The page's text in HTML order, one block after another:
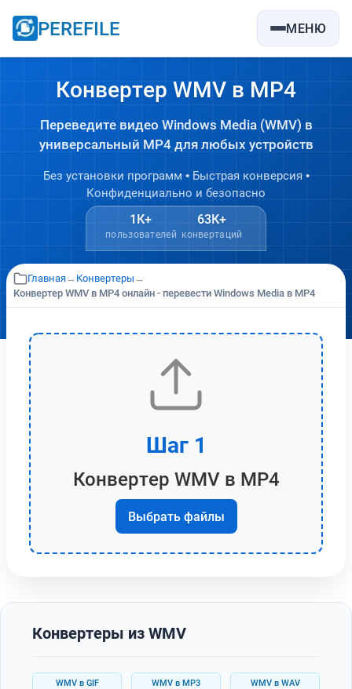
PEREFILE МЕНЮ
Конвертер WMV в MP4
Переведите видео Windows Media (WMV) в
универсальный MP4 для любых устройств
Без установки программ • Быстрая конверсия •
Конфиденциально и безопасно
1К+
пользователей
63К+
конвертаций
Главная→ Конвертеры→
Конвертер WMV в MP4 онлайн - перевести Windows Media в MP4
Шаг 1
Конвертер WMV в MP4
Выбрать файлы
Конвертеры из WMV
WMV в GIF WMV в MP3 WMV в WAV